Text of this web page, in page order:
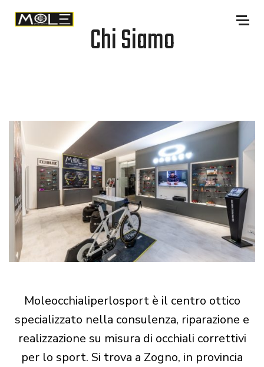
Chi Siamo
Moleocchialiperlosport è il centro ottico
specializzato nella consulenza, riparazione e
realizzazione su misura di occhiali correttivi
per lo sport. Si trova a Zogno, in provincia